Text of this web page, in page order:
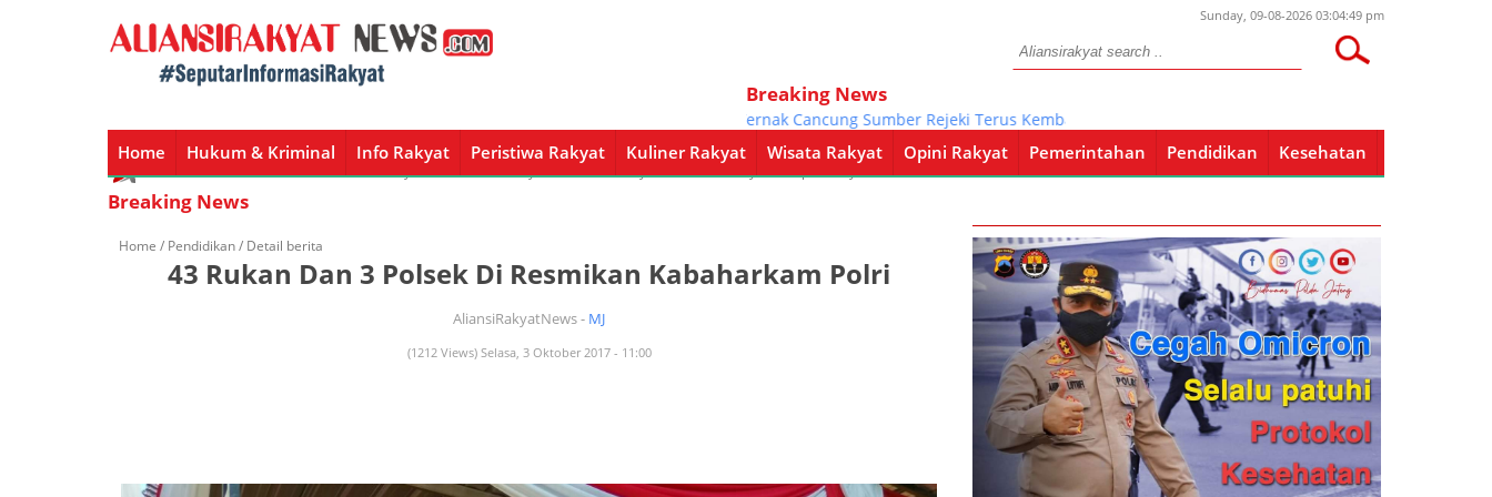
Sunday, 09-08-2026 03:04:49 pm
Breaking News
Kelompok Ternak Cancung Sumber Rejeki Terus Kembangkan Hibah Kambing
Home Hukum & Kriminal Info Rakyat Peristiwa Rakyat Kuliner Rakyat Wisata Rakyat Opini Rakyat Pemerintahan Pendidikan Kesehatan
Home Hukum & Kriminal Info Rakyat Peristiwa Rakyat Kuliner Rakyat Wisata Rakyat Opini Rakyat Pemerintahan Pendidikan Kesehatan
Breaking News
Home / Pendidikan/ Detail berita
43 Rukan Dan 3 Polsek Di Resmikan Kabaharkam Polri
AliansiRakyatNews - MJ
(1212 Views) Selasa, 3 Oktober 2017 - 11:00